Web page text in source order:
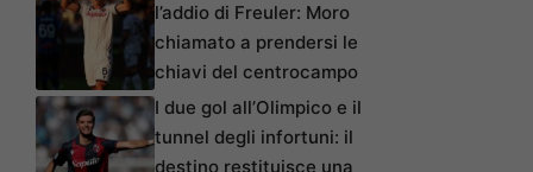
l’addio di Freuler: Moro
chiamato a prendersi le
chiavi del centrocampo
I due gol all’Olimpico e il
tunnel degli infortuni: il
destino restituisce una